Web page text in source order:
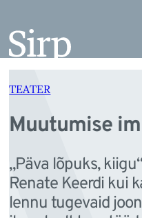
juurde
TEATER
Muutumise
„Päva lõpuks,
Renate Keerdi kui
lennu tugevaid